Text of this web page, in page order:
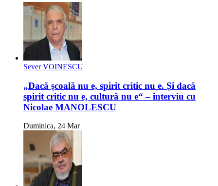
Sever VOINESCU
„Dacă școală nu e, spirit critic nu e. Și dacă
spirit critic nu e, cultură nu e“ – interviu cu
Nicolae MANOLESCU
Duminica, 24 Mar